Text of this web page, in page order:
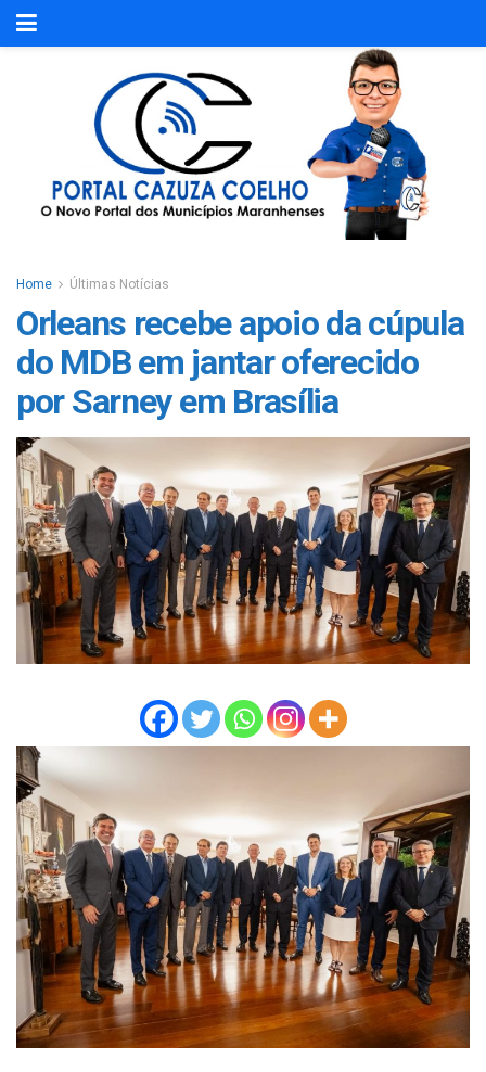
Home Últimas Notícias
Orleans recebe apoio da cúpula
do MDB em jantar oferecido
por Sarney em Brasília